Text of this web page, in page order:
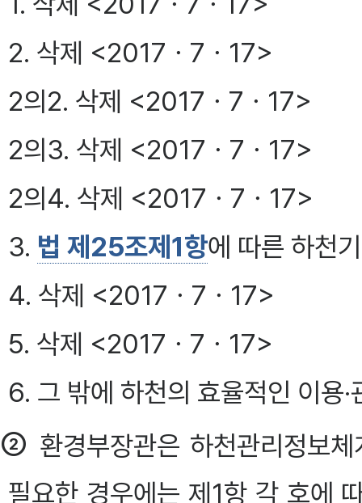
2. 삭제 <2017ㆍ7ㆍ17>
2의2. 삭제 <2017ㆍ7ㆍ17>
2의3. 삭제 <2017ㆍ7ㆍ17>
2의4. 삭제 <2017ㆍ7ㆍ17>
3. 법 제25조제1항에 따른 하천
4. 삭제 <2017ㆍ7ㆍ17>
5. 삭제 <2017ㆍ7ㆍ17>
6. 그 밖에 하천의 효율적인 이용
② 환경부장관은 하천관리정보
필요한 경우에는 제1항 각 호에